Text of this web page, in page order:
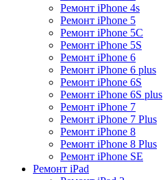
Ремонт iPhone 4s
Ремонт iPhone 5
Ремонт iPhone 5C
Ремонт iPhone 5S
Ремонт iPhone 6
Ремонт iPhone 6 plus
Ремонт iPhone 6S
Ремонт iPhone 6S plus
Ремонт iPhone 7
Ремонт iPhone 7 Plus
Ремонт iPhone 8
Ремонт iPhone 8 Plus
Ремонт iPhone SE
Ремонт iPad